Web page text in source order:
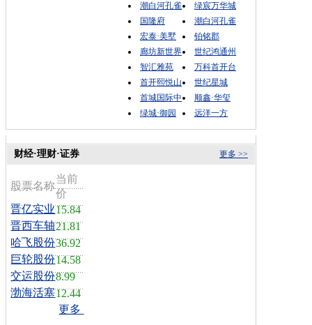
潮白河孔雀
绿宸万华城
国隆府
潮白河孔雀
宏泰·美墅
铂铭郡
廊坊新世界
世纪鸿通州
智汇雅苑
万科首开台
首开熙悦山
世纪星城
首城国际中
顺鑫·华玺
绿城·御园
远洋一方
更多 >>
财经·理财·证券
股票名称
当前
价
晋亿实业15.84
晋西车轴21.81
哈飞股份36.92
巨轮股份14.58
交运股份8.99
渤海活塞12.44
更多